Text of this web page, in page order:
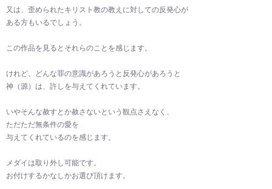
又は、歪められたキリスト教の教えに対しての反発心が
ある方もいるでしょう。
この作品を見るとそれらのことを感じます。
けれど、どんな罪の意識があろうと反発心があろうと
神（源）は、許しを与えてくれています。
いやそんな赦すとか赦さないという観点さえなく、
ただただ無条件の愛を
与えてくれているのを感じます。
メダイは取り外し可能です。
お付けするかなしかお選び頂けます。